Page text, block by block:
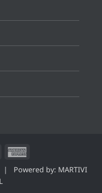
MasterCard
| Powered by: MARTIVI